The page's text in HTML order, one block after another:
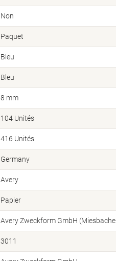
Non
Paquet
Bleu
Bleu
8 mm
104 Unités
416 Unités
Germany
Avery
Papier
Avery Zweckform GmbH
3011